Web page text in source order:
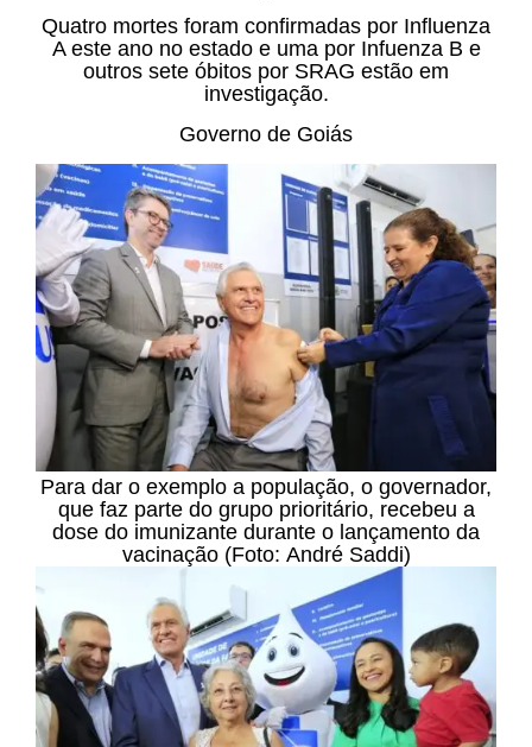
Quatro mortes foram confirmadas por Influenza
A este ano no estado e uma por Infuenza B e
outros sete óbitos por SRAG estão em
investigação.
Governo de Goiás
Para dar o exemplo a população, o governador,
que faz parte do grupo prioritário, recebeu a
dose do imunizante durante o lançamento da
vacinação (Foto: André Saddi)